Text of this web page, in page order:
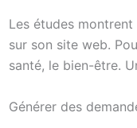
Les études
sur son site web.
santé, le bien-être.
Générer des